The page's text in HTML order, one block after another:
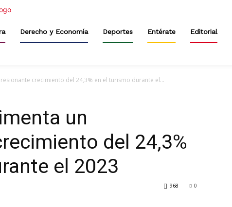
Derecho y Economía Deportes Entérate Editorial
crecimiento del 24,3% en el turismo durante el...
un
del 24,3%
el 2023
0
968